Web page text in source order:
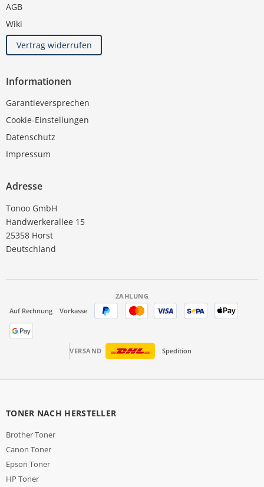
AGB
Wiki
Vertrag widerrufen
Informationen
Garantieversprechen
Cookie-Einstellungen
Datenschutz
Impressum
Adresse
Tonoo GmbH
Handwerkerallee 15
25358 Horst
Deutschland
ZAHLUNG
Auf Rechnung
Vorkasse
VERSAND Spedition
TONER NACH HERSTELLER
Brother Toner
Canon Toner
Epson Toner
HP Toner